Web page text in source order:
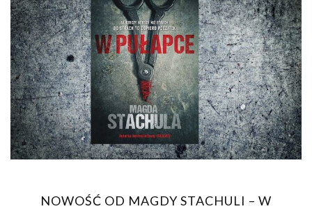
NOWOŚĆ OD MAGDY STACHULI – W